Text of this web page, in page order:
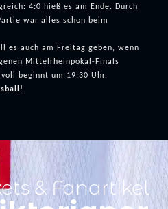
4:0 hieß es am Ende. Durch
war alles schon beim
es auch am Freitag geben, wenn
Mittelrheinpokal-Finals
beginnt um 19:30 Uhr.
& Fanartikel